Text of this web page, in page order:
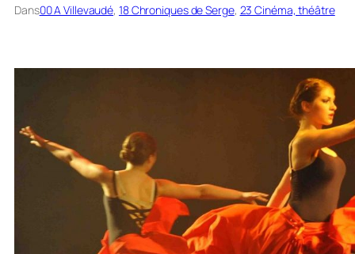
Dans00 A Villevaudé, 18 Chroniques de Serge, 23 Cinéma, théâtre